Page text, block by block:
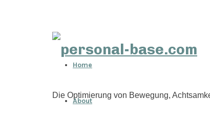
personal-
Die Optimierung von Bewegung,
Home
About